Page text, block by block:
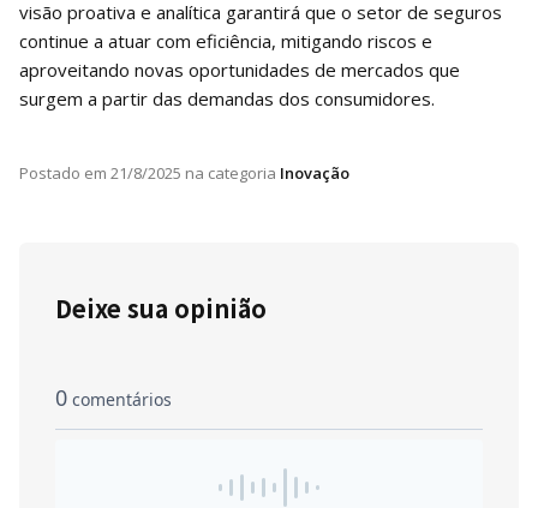
visão proativa e analítica garantirá que o setor de seguros
continue a atuar com eficiência, mitigando riscos e
aproveitando novas oportunidades de mercados que
surgem a partir das demandas dos consumidores.
Postado em 21/8/2025 na categoria Inovação
Deixe sua opinião